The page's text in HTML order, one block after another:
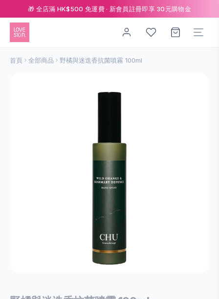
🎁 全店滿 HK$500 免運費 · 新會員註冊即享 30元購物金
首頁 全部商品 野橘與迷迭⾹抗菌噴霧 100ml